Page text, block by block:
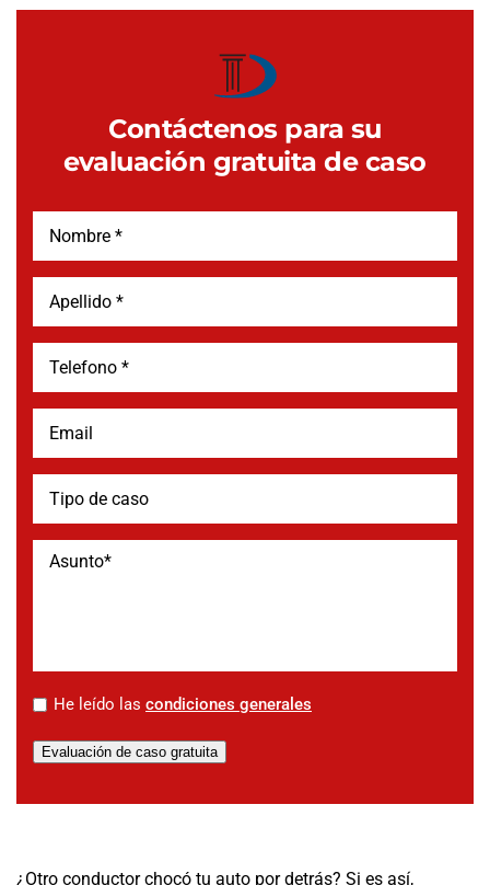
Contáctenos para su
evaluación gratuita de caso
* He leído las condiciones generales
Evaluación de caso gratuita
¿Otro conductor chocó tu auto por detrás? Si es así,